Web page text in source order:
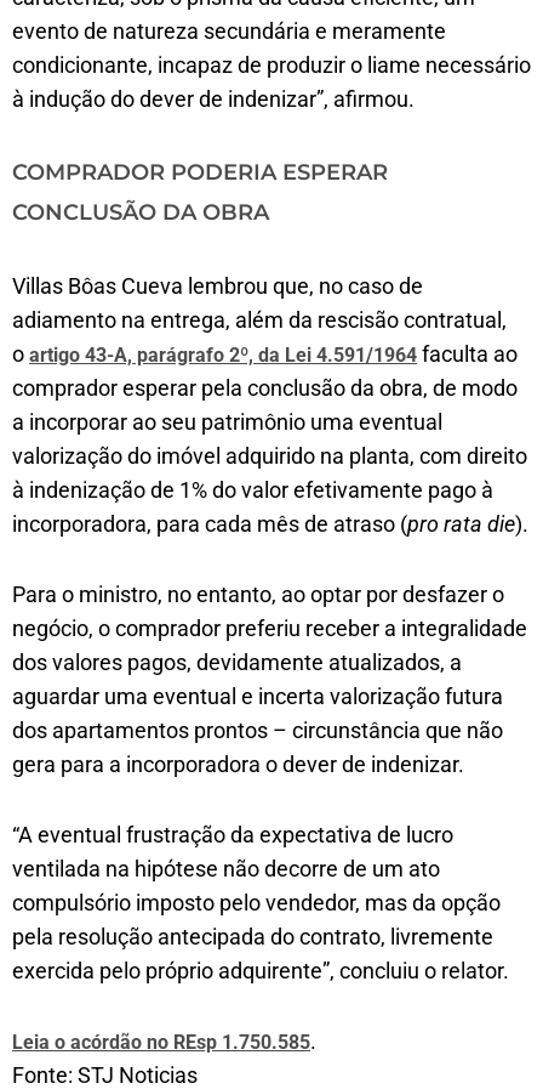
evento de natureza secundária e meramente
condicionante, incapaz de produzir o liame necessário
à indução do dever de indenizar”, afirmou.
COMPRADOR PODERIA ESPERAR
CONCLUSÃO DA OBRA
Villas Bôas Cueva lembrou que, no caso de
adiamento na entrega, além da rescisão contratual,
o artigo 43-A, parágrafo 2º, da Lei 4.591/1964 faculta ao
comprador esperar pela conclusão da obra, de modo
a incorporar ao seu patrimônio uma eventual
valorização do imóvel adquirido na planta, com direito
à indenização de 1% do valor efetivamente pago à
incorporadora, para cada mês de atraso (pro rata die).
Para o ministro, no entanto, ao optar por desfazer o
negócio, o comprador preferiu receber a integralidade
dos valores pagos, devidamente atualizados, a
aguardar uma eventual e incerta valorização futura
dos apartamentos prontos – circunstância que não
gera para a incorporadora o dever de indenizar.
“A eventual frustração da expectativa de lucro
ventilada na hipótese não decorre de um ato
compulsório imposto pelo vendedor, mas da opção
pela resolução antecipada do contrato, livremente
exercida pelo próprio adquirente”, concluiu o relator.
Leia o acórdão no REsp 1.750.585.
Fonte: STJ Noticias